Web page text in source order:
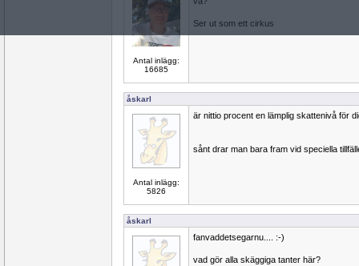
Antal inlägg:
16685
Ser ut som ett cirkus
åskarl
Antal inlägg:
5826
är nittio procent en lämplig skattenivå för
sånt drar man bara fram vid speciella
åskarl
fanvaddetsegarnu.... :-)
vad gör alla skäggiga tanter här?